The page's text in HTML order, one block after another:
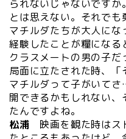
られないじゃないです
とは思えない。それでも
マチルダたちが大人に
経験したことが糧になる
クラスメートの男の子
局面に立たされた時、「
マチルダって子がいて
開できるかもしれない
たんですよね。
松浦 映画を観た時はス